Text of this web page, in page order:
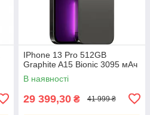
IPhone 13 Pro 512GB
Graphite A15 Bionic 3095 мАч
В наявності
29 399,30 ₴ 41 999 ₴